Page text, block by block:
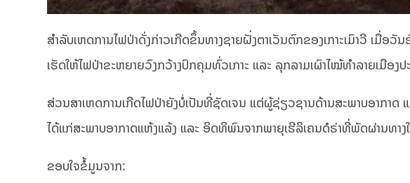
ສຳລັບເຫດການໄຟປ່າດັ່ງກ່າວເກີດຂຶ້ນທາງຊາຍຝັ່ງຕາເວັນຕົກຂອງເກາະເມົາວີ ເມື່
ເຮັດໃຫ້ໄຟປ່າຂະຫຍາຍວົງກວ້າງປົກຄຸມທົ່ວເກາະ ແລະ ລຸກລາມເຜົາໄໝ້ທຳລາຍເມືອງ
ສ່ວນສາເຫດການເກີດໄຟປ່າຍັງບໍ່ເປັນທີ່ຊັດເຈນ ແຕ່ຜູ້ຊ່ຽວຊານດ້ານສະພາບອາກາດ
ໄດ້ແກ່ສະພາບອາກາດແຫ້ງແລ້ງ ແລະ ອິດທິພົນຈາກພາຍຸເຮີລິເຄນດໍຣ່າທີ່ພັດຜ່ານທາ
ຂອບໃຈຂໍ້ມູນຈາກ: